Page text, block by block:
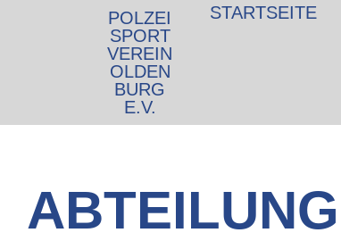
POLZEI
SPORT
VEREIN
OLDEN
BURG
E.V.
STARTSEITE
ABTEILUNG